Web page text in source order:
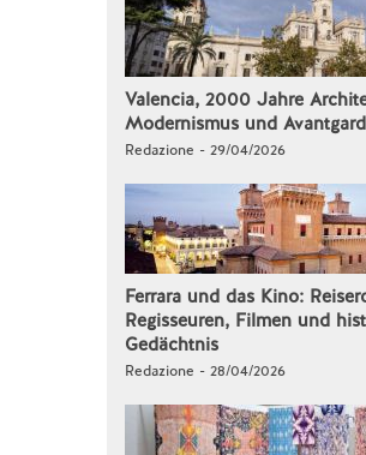
Valencia, 2000 Jahre
Modernismus und
Redazione - 29/04/2026
Ferrara und das Kino:
Regisseuren, Filmen und
Gedächtnis
Redazione - 28/04/2026